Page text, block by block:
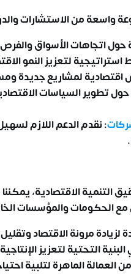
واسعة من الاستشارات
حول اتجاهات الأسواق
لتعزيز النمو
اقتصادية لمشاريع جديدة
تطوير السياسات
: نقدم الدعم اللازم
التنمية الاقتصادية،
الحكومات والمؤسسات
مرونة الاقتصاد
التحتية لتعزيز
العمالة الماهرة لتلبية